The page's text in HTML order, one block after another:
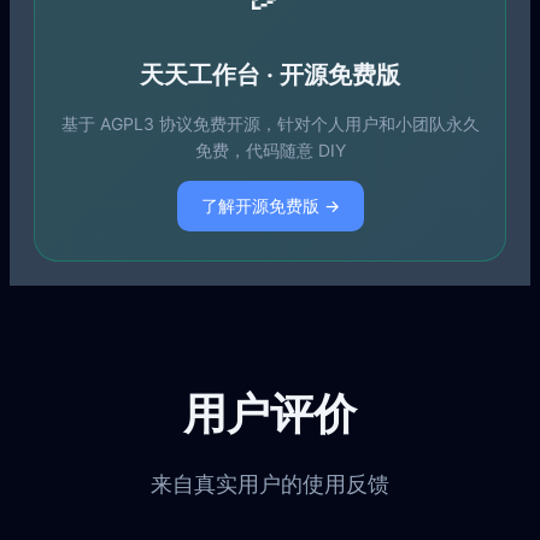
天天工作台 · 开源免费版
基于 AGPL3 协议免费开源，针对个人用户和小团队永久
免费，代码随意 DIY
了解开源免费版 →
用户评价
来自真实用户的使用反馈